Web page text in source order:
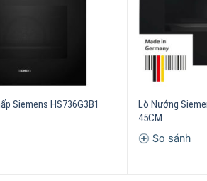
cùng một lúc trong khoang lò nhưng
Siemens HS736G3B1
Lò Nướng
45CM
So sánh